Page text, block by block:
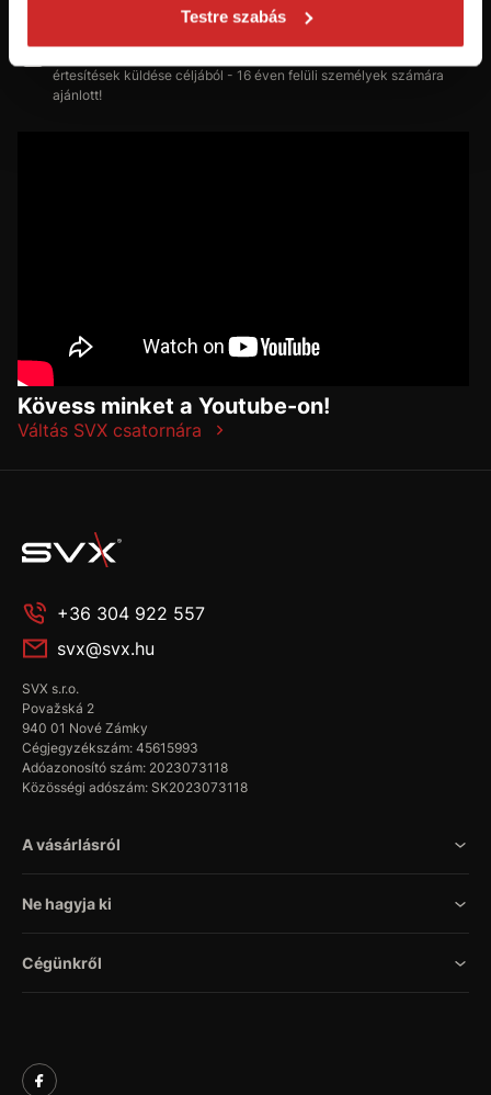
Testre szabás
értesítések küldése céljából - 16 éven felüli személyek számára
ajánlott!
Kövess minket a Youtube-on!
Váltás SVX csatornára
+36 304 922 557
svx@svx.hu
SVX s.r.o.
Považská 2
940 01 Nové Zámky
Cégjegyzékszám: 45615993
Adóazonosító szám: 2023073118
Közösségi adószám: SK2023073118
A vásárlásról
Ne hagyja ki
Cégünkről